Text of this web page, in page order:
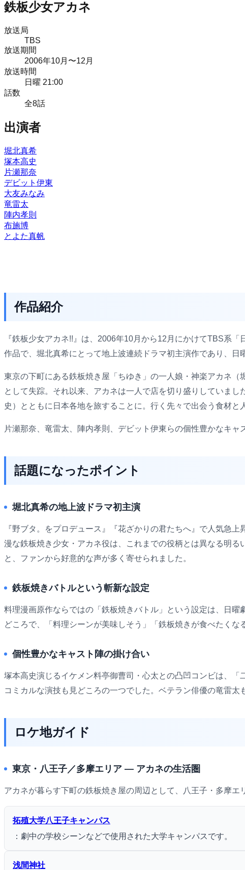
鉄板少女アカネ
放送局
TBS
放送期間
2006年10月 〜12月
放送時間
日曜 21:00
話数
全8話
出演者
堀北真希
塚本高史
片瀬那奈
デビット伊東
大友みなみ
竜雷太
陣内孝則
布施博
とよた真帆
作品紹介
『鉄板少女アカネ!!』は、2006年10月から12月にかけてTBS系
作品で、堀北真希にとって地上波連続ドラマ初主演作であり、日
東京の下町にある鉄板焼き屋「ちゆき」の一人娘・神楽アカネ
として失踪。それ以来、アカネは一人で店を切り盛りしていま
史）とともに日本各地を旅することに。行く先々で出会う食材
片瀬那奈、竜雷太、陣内孝則、デビット伊東らの個性豊かなキ
話題になったポイント
堀北真希の地上波ドラマ初主演
『野ブタ。をプロデュース』『花ざかりの君たちへ』で人気急
漫な鉄板焼き少女・アカネ役は、これまでの役柄とは異なる明
と、ファンから好意的な声が多く寄せられました。
鉄板焼きバトルという斬新な設定
料理漫画原作ならではの「鉄板焼きバトル」という設定は、日
どころで、「料理シーンが美味しそう」「鉄板焼きが食べたく
個性豊かなキャスト陣の掛け合い
塚本高史演じるイケメン料亭御曹司・心太との凸凹コンビは、
コミカルな演技も見どころの一つでした。ベテラン俳優の竜雷
ロケ地ガイド
東京・八王子／多摩エリア ― アカネの生活圏
アカネが暮らす下町の鉄板焼き屋の周辺として、八王子・多摩エ
拓殖大学八王子キャンパス
：劇中の学校シーンなどで使用された大学キャンパスです。
浅間神社